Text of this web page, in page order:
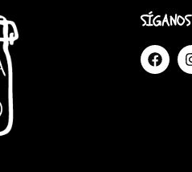
SÍGANOS